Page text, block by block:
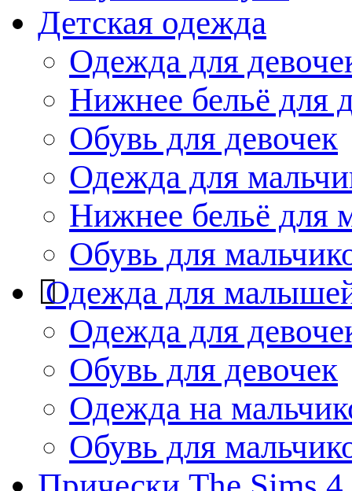
Детская одежда
Одежда для
Нижнее бельё для
Обувь для девочек
Одежда для
Нижнее бельё для
Обувь для
Одежда для
Одежда для
Обувь для девочек
Одежда на
Обувь для